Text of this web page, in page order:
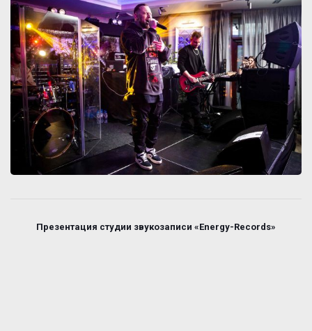
Презентация студии звукозаписи «Energy-Records»